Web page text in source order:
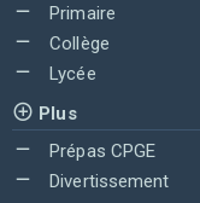
Primaire
Collège
Lycée
Plus
Prépas CPGE
Divertissement